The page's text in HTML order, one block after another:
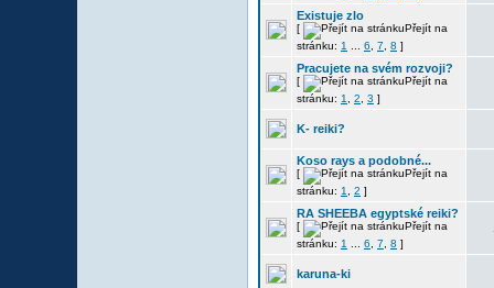
Existuje zlo
[
Přejít na
stránku: 1 6 7 8 ]
Pracujete na svém rozvoji?
[
Přejít na
stránku: 1 2 3 ]
K- reiki?
Koso rays a podobné...
[
Přejít na
stránku: 1 2 ]
RA SHEEBA egyptské reiki?
[
Přejít na
stránku: 1 6 7 8 ]
karuna-ki